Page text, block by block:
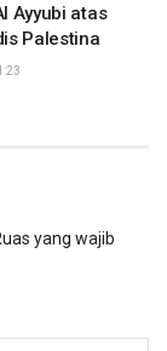
Ayyubi atas
Palestina
yang wajib